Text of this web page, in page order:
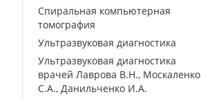
Спиральная компьютерная
томография
Ультразвуковая диагностика
Ультразвуковая диагностика
врачей Лаврова В.Н., Москаленко
С.А., Данильченко И.А.